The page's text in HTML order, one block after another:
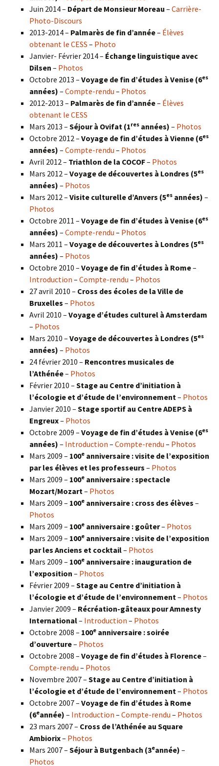
Juin 2014 – Départ de Monsieur Moreau – Carrière-
Photo-Discours
2013-2014 – Palmarès de fin d’année– Élèves
obtenant le CESS – Photo
Janvier- Février 2014 – Échange linguistique avec
Dilsen – Photos
Octobre 2013 – Voyage de fin d’études à Venise (6es
années) – Compte-rendu – Photos
2012-2013 – Palmarès de fin d’année– Élèves
obtenant le CESS
Mars 2013 – Séjour à Ovifat (1res années) – Photos
Octobre 2012 – Voyage de fin d’études à Vienne (6es
années) – Compte-rendu – Photos
Avril 2012 – Triathlon de la COCOF– Photos
Mars 2012 – Voyage de découvertes à Londres (5es
années) – Photos
Mars 2012 – Visite culturelle d’Anvers (5es années) –
Photos
Octobre 2011 – Voyage de fin d’études à Venise (6es
années) – Compte-rendu – Photos
Mars 2011 – Voyage de découvertes à Londres (5es
années) – Photos
Octobre 2010 – Voyage de fin d’études à Rome–
Introduction – Compte-rendu – Photos
27 avril 2010 – Cross des écoles de la Ville de
Bruxelles – Photos
Avril 2010 – Voyage d’études culturel à Amsterdam
– Photos
Mars 2010 – Voyage de découvertes à Londres (5es
années) – Photos
24 février 2010 – Rencontres musicales de
l’Athénée– Photos
Février 2010 – Stage au Centre d’initiation à
l’écologie et d’étude de l’environnement– Photos
Janvier 2010 – Stage sportif au Centre ADEPS à
Engreux– Photos
Octobre 2009 – Voyage de fin d’études à Venise (6es
années) – Introduction – Compte-rendu – Photos
Mars 2009 – 100e anniversaire : visite de l’exposition
par les élèves et les professeurs – Photos
Mars 2009 – 100e anniversaire : spectacle
Mozart/Mozart– Photos
Mars 2009 – 100e anniversaire : cross des élèves –
Photos
Mars 2009 – 100e anniversaire : goûter– Photos
Mars 2009 – 100e anniversaire : visite de l’exposition
par les Anciens et cocktail– Photos
Mars 2009 – 100e anniversaire : inauguration de
l’exposition – Photos
Février 2009 – Stage au Centre d’initiation à
l’écologie et d’étude de l’environnement– Photos
Janvier 2009 – Récréation-gâteaux pour Amnesty
International– Introduction – Photos
Octobre 2008 – 100e anniversaire : soirée
d’ouverture– Photos
Octobre 2008 – Voyage de fin d’études à Florence–
Compte-rendu – Photos
Novembre 2007 – Stage au Centre d’initiation à
l’écologie et d’étude de l’environnement– Photos
Octobre 2007 – Voyage de fin d’études à Rome
(6eannée) – Introduction – Compte-rendu – Photos
23 mars 2007 – Cross de l’Athénée au Square
Ambiorix– Photos
Mars 2007 – Séjour à Butgenbach (3eannée) –
Photos